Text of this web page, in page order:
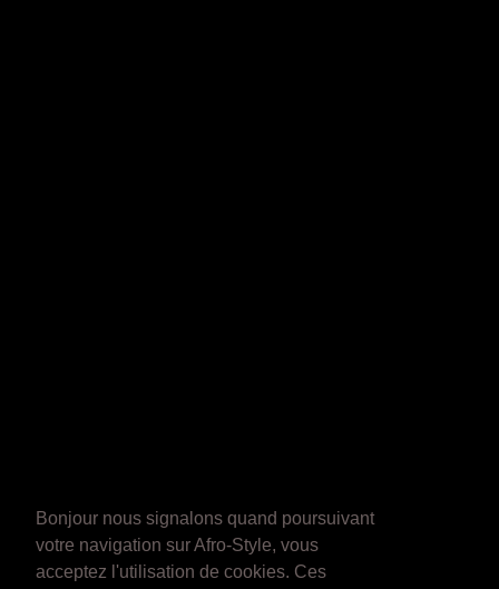
Bonjour nous signalons quand poursuivant
votre navigation sur Afro-Style, vous
acceptez l'utilisation de cookies. Ces